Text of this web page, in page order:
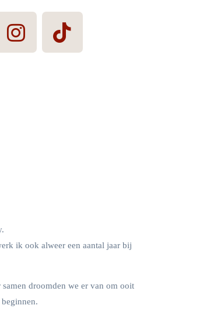
ik ook alweer een aantal jaar bij
droomden we er van om ooit